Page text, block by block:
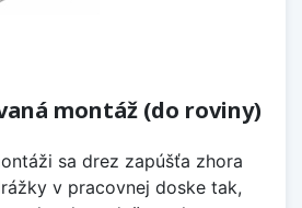
montáž (do roviny)
sa drez zapúšťa zhora
v pracovnej doske tak,